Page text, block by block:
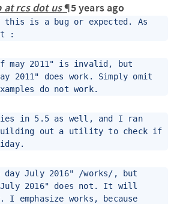
at rcs dot us¶5 years ago
is a bug or expected. As
:
may 2011" is invalid, but
2011" does work. Simply omit
do not work.
in 5.5 as well, and I ran
out a utility to check if
day July 2016" /works/, but
2016" does not. It will
emphasize works, because